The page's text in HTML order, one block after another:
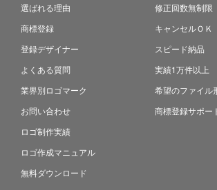
選ばれる理由
商標登録
登録デザイナー
よくある質問
業界別ロゴマーク
お問い合わせ
ロゴ制作実績
ロゴ作成マニュアル
無料ダウンロード
修正回数無制限
キャンセルＯＫ
スピード納品
実績1万件以上
希望のファイル
商標登録サポー